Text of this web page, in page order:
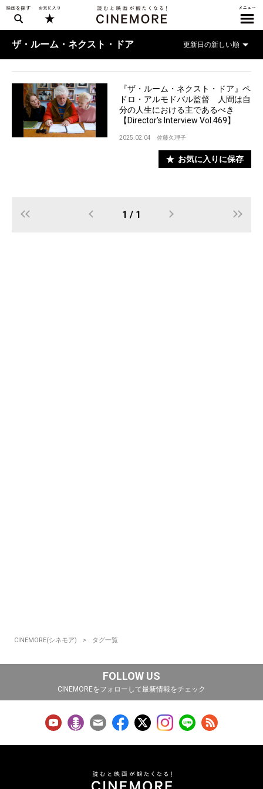
ザ・ルーム・ネクスト・ドア
『ザ・ルーム・ネクスト・ドア』ペ
ドロ・アルモドバル監督 人間は自
分の人生における主であるべき
【Director’s Interview Vol.469】
2025.02.04 佐藤久理子
お気に入りに保存
1 / 1
CINEMORE(シネモア) タグ一覧
FOLLOW US
CINEMOREをフォローして最新情報をチェック